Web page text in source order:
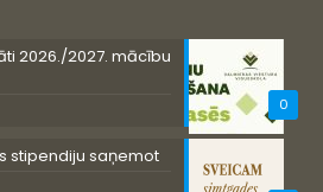
0
2026./2027. mācību
stipendiju saņemot